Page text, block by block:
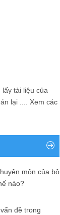
tài liệu của
lại .... Xem các
môn của bộ
nào?
đề trong